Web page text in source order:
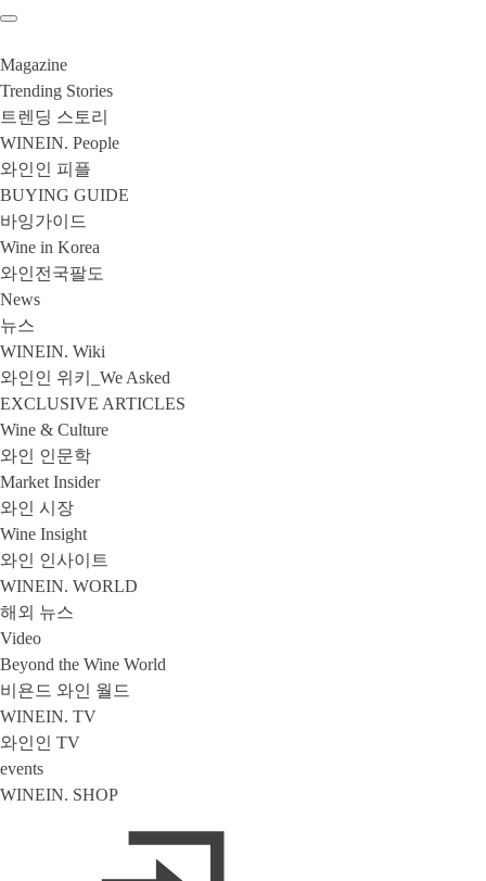
Magazine
Trending Stories
트렌딩 스토리
WINEIN. People
와인인 피플
BUYING GUIDE
바잉가이드
Wine in Korea
와인전국팔도
News
뉴스
WINEIN. Wiki
와인인 위키_We Asked
EXCLUSIVE ARTICLES
Wine & Culture
와인 인문학
Market Insider
와인 시장
Wine Insight
와인 인사이트
WINEIN. WORLD
해외 뉴스
Video
Beyond the Wine World
비욘드 와인 월드
WINEIN. TV
와인인 TV
events
WINEIN. SHOP